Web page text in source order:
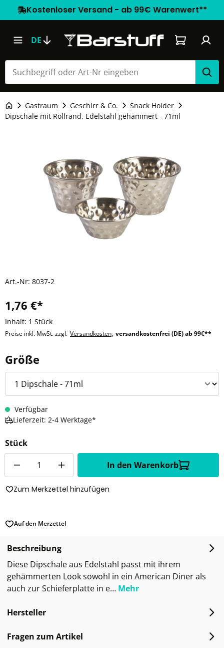
Kostenloser Versand - ab 99€ Warenwert**
DE Warenkorb
Gastraum Geschirr & Co.
Snack Holder
Dipschale mit Rollrand, Edelstahl gehämmert - 71ml
Art.-Nr: 8037-2
1,76 €*
Inhalt: 1 Stück
Preise inkl. MwSt. zzgl. Versandkosten, versandkostenfrei (DE) ab 99€**
Größe
Verfügbar
Lieferzeit: 2-4 Werktage*
Stück
In den Warenkorb
Zum Merkzettel hinzufügen
Auf den Merzettel
Beschreibung
Diese Dipschale aus Edelstahl passt mit ihrem
gehämmerten Look sowohl in ein American Diner als
auch zur Schieferplatte in e… Mehr
Hersteller
Fragen zum Artikel